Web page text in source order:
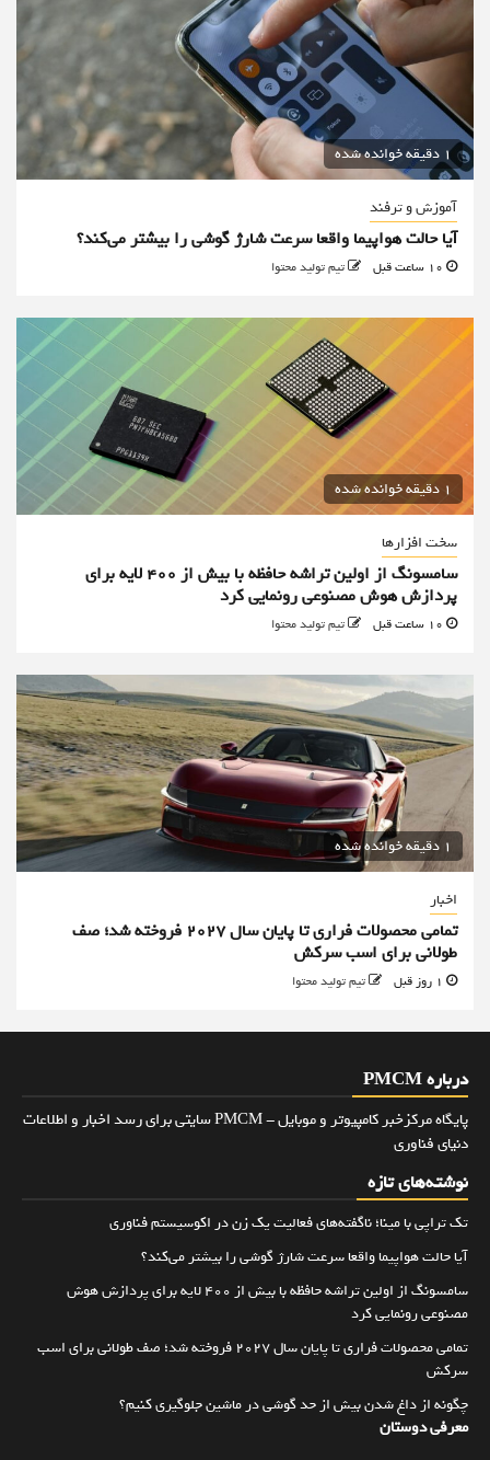
1 دقیقه خوانده شده
آموزش و ترفند
آیا حالت هواپیما واقعا سرعت شارژ گوشی را بیشتر می‌کند؟
تیم تولید محتوا
1 دقیقه خوانده شده
سخت افزارها
سامسونگ از اولین تراشه حافظه با بیش از ۴۰۰ لایه برای
پردازش هوش مصنوعی رونمایی کرد
تیم تولید محتوا
1 دقیقه خوانده شده
اخبار
تمامی محصولات فراری تا پایان سال ۲۰۲۷ فروخته شد؛ صف
طولانی برای اسب سرکش
تیم تولید محتوا
درباره PMCM
پایگاه مرکزخبر کامپیوتر و موبایل - PMCM سایتی برای رسد اخبار و اطلاعات
دنیای فناوری
نوشته‌های تازه
تک تراپی با مینا؛ ناگفته‌های فعالیت یک زن در اکوسیستم فناوری
آیا حالت هواپیما واقعا سرعت شارژ گوشی را بیشتر می‌کند؟
سامسونگ از اولین تراشه حافظه با بیش از ۴۰۰ لایه برای پردازش هوش
مصنوعی رونمایی کرد
تمامی محصولات فراری تا پایان سال ۲۰۲۷ فروخته شد؛ صف طولانی برای اسب
سرکش
چگونه از داغ شدن بیش از حد گوشی در ماشین جلوگیری کنیم؟
معرفی دوستان